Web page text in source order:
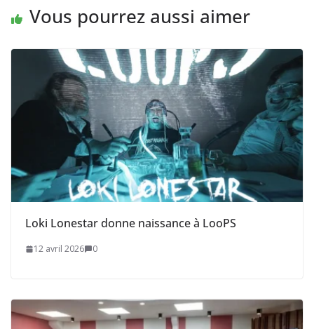
Vous pourrez aussi aimer
Loki Lonestar donne naissance à LooPS
12 avril 2026 0